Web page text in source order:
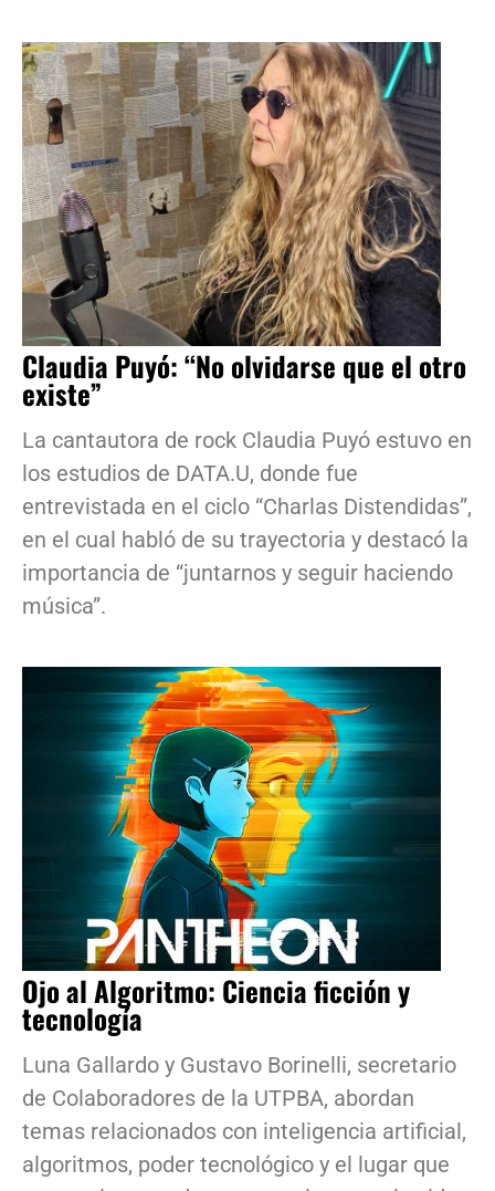
Claudia Puyó: “No olvidarse que el otro
existe”
La cantautora de rock Claudia Puyó estuvo en
los estudios de DATA.U, donde fue
entrevistada en el ciclo “Charlas Distendidas”,
en el cual habló de su trayectoria y destacó la
importancia de “juntarnos y seguir haciendo
música”.
Ojo al Algoritmo: Ciencia ficción y
tecnología
Luna Gallardo y Gustavo Borinelli, secretario
de Colaboradores de la UTPBA, abordan
temas relacionados con inteligencia artificial,
algoritmos, poder tecnológico y el lugar que